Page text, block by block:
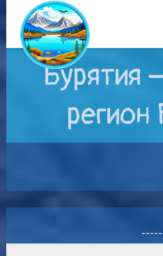
Бурятия
регион